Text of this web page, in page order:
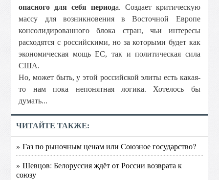
опасного для себя периода. Создает критическую
массу для возникновения в Восточной Европе
консолидированного блока стран, чьи интересы
расходятся с российскими, но за которыми будет как
экономическая мощь ЕС, так и политическая сила
США.
Но, может быть, у этой российской элиты есть какая-
то нам пока непонятная логика. Хотелось бы
думать...
ЧИТАЙТЕ ТАКЖЕ:
» Газ по рыночным ценам или Союзное государство?
» Шевцов: Белоруссия ждёт от России возврата к
союзу